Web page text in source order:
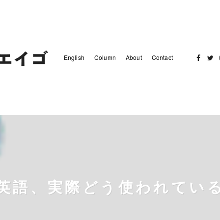
English Column About Contact
語、実際どう使われてい